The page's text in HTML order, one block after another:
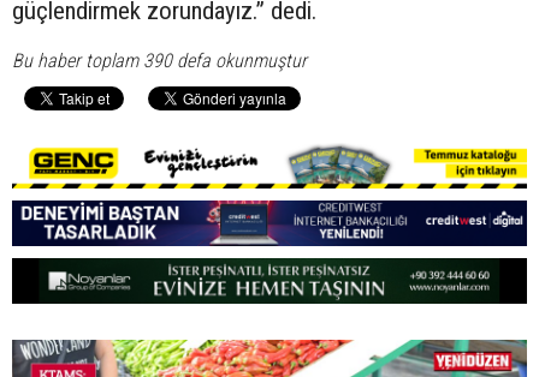
güçlendirmek zorundayız.” dedi.
Bu haber toplam 390 defa okunmuştur